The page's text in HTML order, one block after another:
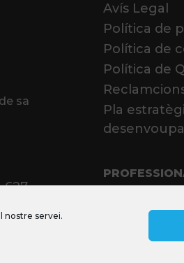
nostre servei.
sa
627
Avís Legal
Política de
Política de
Política de
Pla